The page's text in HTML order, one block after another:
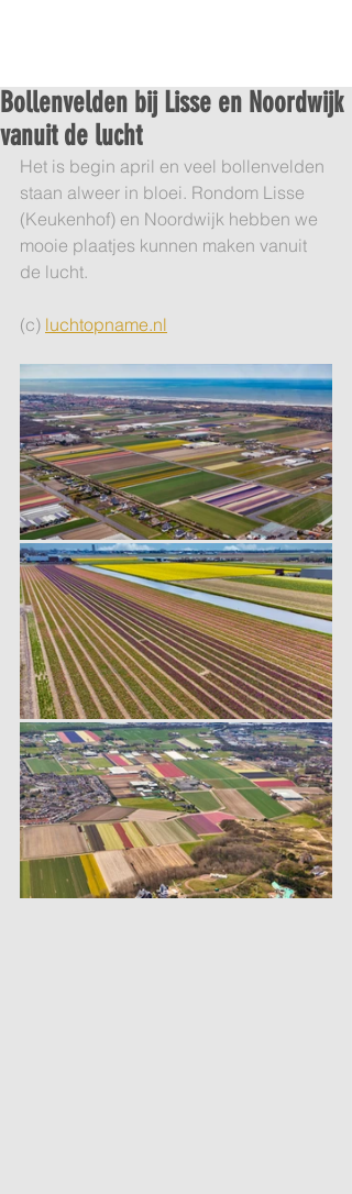
Bollenvelden bij Lisse en Noordwijk
vanuit de lucht
Het is begin april en veel bollenvelden
staan alweer in bloei. Rondom Lisse
(Keukenhof) en Noordwijk hebben we
mooie plaatjes kunnen maken vanuit
de lucht.
(c) luchtopname.nl